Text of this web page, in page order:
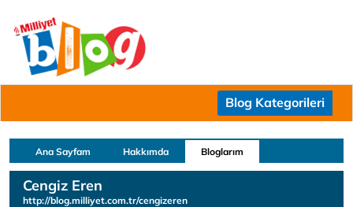
Blog Kategorileri
Ana Sayfam Hakkımda Bloglarım
Cengiz Eren
http://blog.milliyet.com.tr/cengizeren